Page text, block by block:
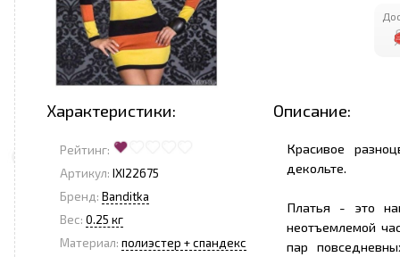
Характеристики: Описание:
Рейтинг:
Артикул: IXI22675
Бренд: Banditka
Вес: 0.25 кг
Материал: полиэстер + спандекс
Красивое
декольте.
Платья - это
неотъемлемой
пар